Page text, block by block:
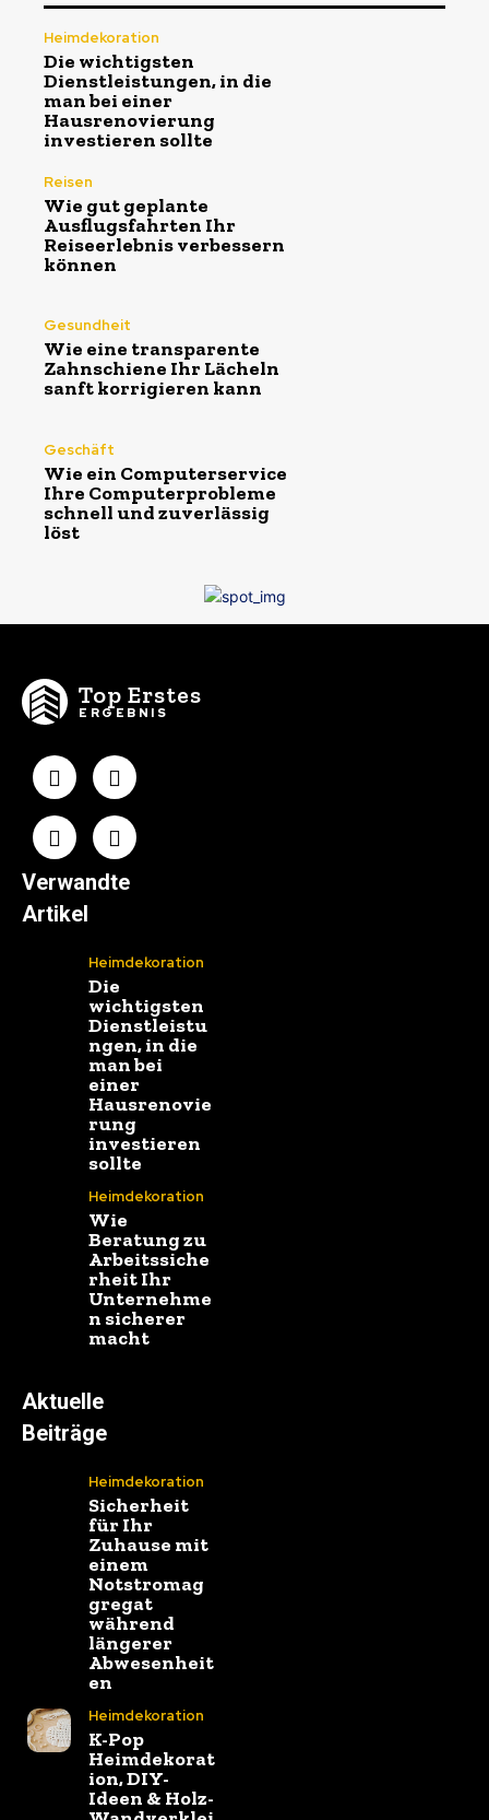
Heimdekoration
Die wichtigsten
Dienstleistungen, in die
man bei einer
Hausrenovierung
investieren sollte
Reisen
Wie gut geplante
Ausflugsfahrten Ihr
Reiseerlebnis verbessern
können
Gesundheit
Wie eine transparente
Zahnschiene Ihr Lächeln
sanft korrigieren kann
Geschäft
Wie ein Computerservice
Ihre Computerprobleme
schnell und zuverlässig
löst
Top Erstes
ERGEBNIS
Verwandte
Artikel
Heimdekoration
Die
wichtigsten
Dienstleistu
ngen, in die
man bei
einer
Hausrenovie
rung
investieren
sollte
Heimdekoration
Wie
Beratung zu
Arbeitssiche
rheit Ihr
Unternehme
n sicherer
macht
Aktuelle
Beiträge
Heimdekoration
Sicherheit
für Ihr
Zuhause mit
einem
Notstromag
gregat
während
längerer
Abwesenheit
en
Heimdekoration
K-Pop
Heimdekorat
ion, DIY-
Ideen & Holz-